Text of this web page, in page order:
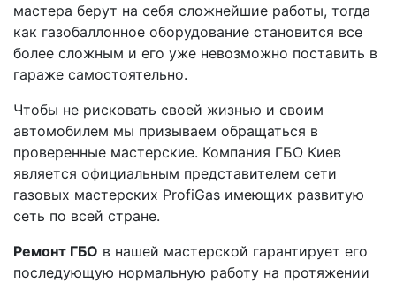
мастера берут на себя сложнейшие работы, тогда
как газобаллонное оборудование становится все
более сложным и его уже невозможно поставить в
гараже самостоятельно.
Чтобы не рисковать своей жизнью и своим
автомобилем мы призываем обращаться в
проверенные мастерские. Компания ГБО Киев
является официальным представителем сети
газовых мастерских ProfiGas имеющих развитую
сеть по всей стране.
Ремонт ГБО в нашей мастерской гарантирует его
последующую нормальную работу на протяжении